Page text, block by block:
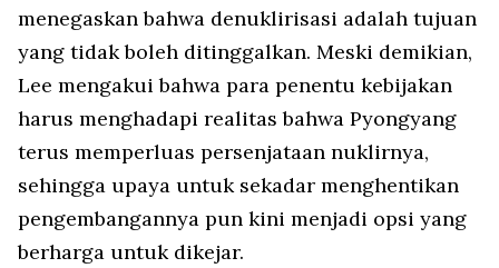
menegaskan bahwa denuklirisasi adalah tujuan
yang tidak boleh ditinggalkan. Meski demikian,
Lee mengakui bahwa para penentu kebijakan
harus menghadapi realitas bahwa Pyongyang
terus memperluas persenjataan nuklirnya,
sehingga upaya untuk sekadar menghentikan
pengembangannya pun kini menjadi opsi yang
berharga untuk dikejar.